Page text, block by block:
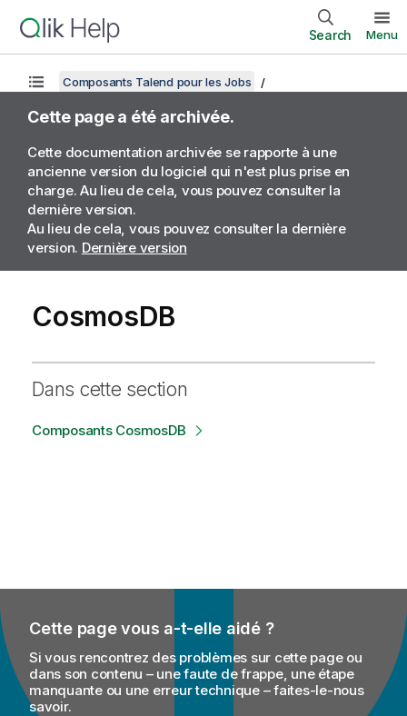
Search Menu
Composants Talend pour les Jobs
Cette page a été archivée.
Cette documentation archivée se rapporte à une
ancienne version du logiciel qui n'est plus prise en
charge. Au lieu de cela, vous pouvez consulter la
dernière version.
Au lieu de cela, vous pouvez consulter la dernière
version. Dernière version
CosmosDB
Dans cette section
Composants CosmosDB
Cette page vous a-t-elle aidé ?
Si vous rencontrez des problèmes sur cette page ou
dans son contenu – une faute de frappe, une étape
manquante ou une erreur technique – faites-le-nous
savoir.